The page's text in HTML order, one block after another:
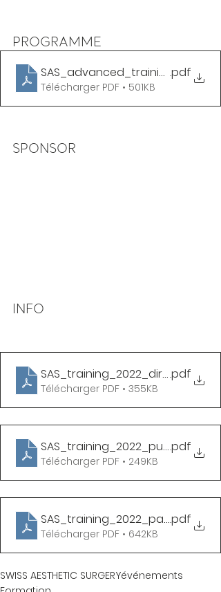
PROGRAMME
.pdf
Télécharger PDF • 501KB
SPONSOR
INFO
.pdf
Télécharger PDF • 355KB
.pdf
Télécharger PDF • 249KB
SAS_training_2022_parking
.pdf
Télécharger PDF • 642KB
SWISS AESTHETIC SURGERYévénements